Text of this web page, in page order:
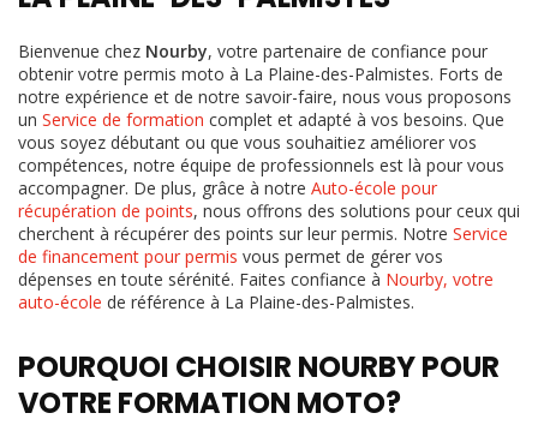
Bienvenue chez Nourby, votre partenaire de confiance pour
obtenir votre permis moto à La Plaine-des-Palmistes. Forts de
notre expérience et de notre savoir-faire, nous vous proposons
un Service de formation complet et adapté à vos besoins. Que
vous soyez débutant ou que vous souhaitiez améliorer vos
compétences, notre équipe de professionnels est là pour vous
accompagner. De plus, grâce à notre Auto-école pour
récupération de points, nous offrons des solutions pour ceux qui
cherchent à récupérer des points sur leur permis. Notre Service
de financement pour permis vous permet de gérer vos
dépenses en toute sérénité. Faites confiance à Nourby, votre
auto-école de référence à La Plaine-des-Palmistes.
POURQUOI CHOISIR NOURBY POUR
VOTRE FORMATION MOTO?